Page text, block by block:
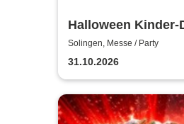
Halloween Kinder-
Solingen, Messe / Party
31.10.2026